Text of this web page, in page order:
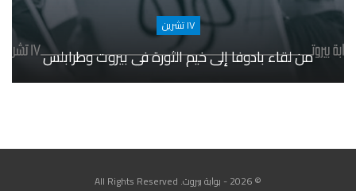
١٧ تشرين
من لقاء بادوفا إلى خيم الثورة في بيروت وطرابلس
© 2026 - بوابة بيروت. All Rights Reserved